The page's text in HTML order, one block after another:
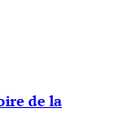
de la